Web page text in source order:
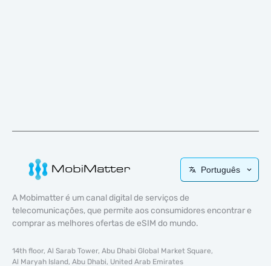
Português
A Mobimatter é um canal digital de serviços de
telecomunicações, que permite aos consumidores encontrar e
comprar as melhores ofertas de eSIM do mundo.
14th floor, Al Sarab Tower, Abu Dhabi Global Market Square,
Al Maryah Island, Abu Dhabi, United Arab Emirates